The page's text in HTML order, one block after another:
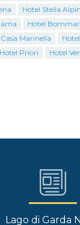
Hotel Stella
Hotel
Marinella
Hotel Priori Hotel
Lago di Garda